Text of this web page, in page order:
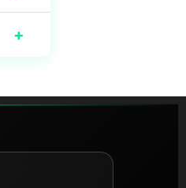
+